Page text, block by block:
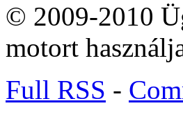
© 2009-2010
motort
Full RSS -